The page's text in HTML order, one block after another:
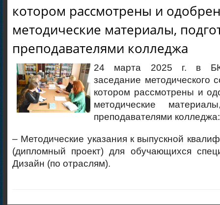
котором рассмотрены и
методические материалы,
преподавателями колледжа
24 марта 2025 г. в
заседание методического
котором рассмотрены и
методические
преподавателями колледжа:
– Методические указания к выпускной
(дипломный проект) для обучающихся
Дизайн (по отраслям).